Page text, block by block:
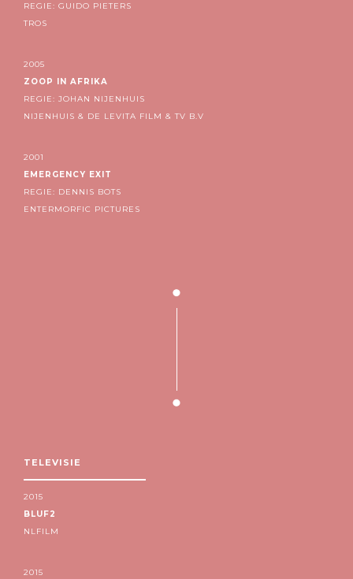
REGIE: GUIDO PIETERS
TROS
2005
ZOOP IN AFRIKA
REGIE: JOHAN NIJENHUIS
NIJENHUIS & DE LEVITA FILM & TV B.V
2001
EMERGENCY EXIT
REGIE: DENNIS BOTS
ENTERMORFIC PICTURES
TELEVISIE
2015
BLUF2
NLFILM
2015